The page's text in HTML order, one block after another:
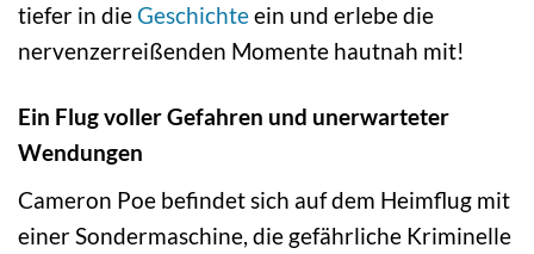
tiefer in dieGeschichteein und erlebe die
nervenzerreißenden Momente hautnah mit!
Ein Flug voller Gefahren und unerwarteter
Wendungen
Cameron Poe befindet sich auf dem Heimflug mit
einer Sondermaschine, die gefährliche Kriminelle